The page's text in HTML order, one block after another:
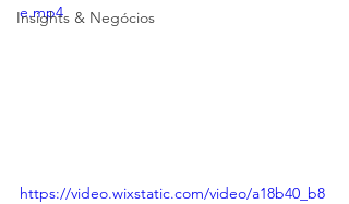
Insights & Negócios
e.mp4
https://video.wixstatic.com/video/a18b40_b8